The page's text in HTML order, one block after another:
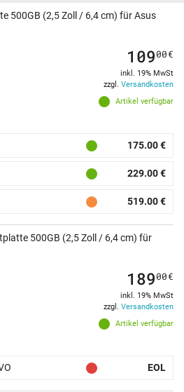
500GB (2,5 Zoll / 6,4 cm) für Asus
Artikel verfügbar
10900€
inkl. 19% MwSt
zzgl. Versandkosten
175.00 €
229.00 €
519.00 €
500GB (2,5 Zoll / 6,4 cm) für
Artikel verfügbar
18900€
inkl. 19% MwSt
zzgl. Versandkosten
EOL